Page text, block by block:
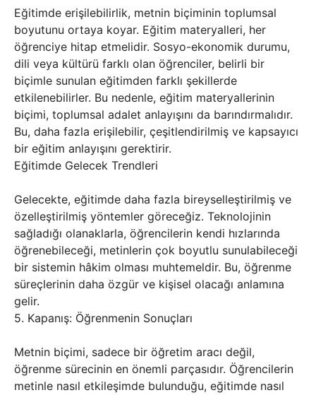
Eğitimde erişilebilirlik, metnin biçiminin toplumsal
boyutunu ortaya koyar. Eğitim materyalleri, her
öğrenciye hitap etmelidir. Sosyo-ekonomik durumu,
dili veya kültürü farklı olan öğrenciler, belirli bir
biçimle sunulan eğitimden farklı şekillerde
etkilenebilirler. Bu nedenle, eğitim materyallerinin
biçimi, toplumsal adalet anlayışını da barındırmalıdır.
Bu, daha fazla erişilebilir, çeşitlendirilmiş ve kapsayıcı
bir eğitim anlayışını gerektirir.
Eğitimde Gelecek Trendleri
Gelecekte, eğitimde daha fazla bireyselleştirilmiş ve
özelleştirilmiş yöntemler göreceğiz. Teknolojinin
sağladığı olanaklarla, öğrencilerin kendi hızlarında
öğrenebileceği, metinlerin çok boyutlu sunulabileceği
bir sistemin hâkim olması muhtemeldir. Bu, öğrenme
süreçlerinin daha özgür ve kişisel olacağı anlamına
gelir.
5. Kapanış: Öğrenmenin Sonuçları
Metnin biçimi, sadece bir öğretim aracı değil,
öğrenme sürecinin en önemli parçasıdır. Öğrencilerin
metinle nasıl etkileşimde bulunduğu, eğitimde nasıl